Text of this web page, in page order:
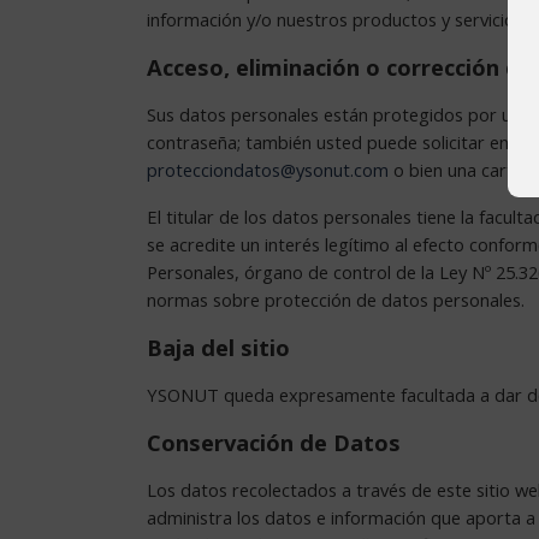
información y/o nuestros productos y servicios
Acceso, eliminación o corrección
Sus datos personales están protegidos por
contraseña; también usted puede solicitar en
protecciondatos@ysonut.com o bien una carta
El titular de los datos personales tiene la
se acredite un interés legítimo al efecto
Personales, órgano de control de la Ley Nº
normas sobre protección de datos personales.
Baja del sitio
YSONUT queda expresamente facultada a dar
Conservación de Datos
Los datos recolectados a través de este sitio
administra los datos e información que aporta